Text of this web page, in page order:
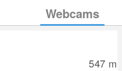
Webcams
547 m